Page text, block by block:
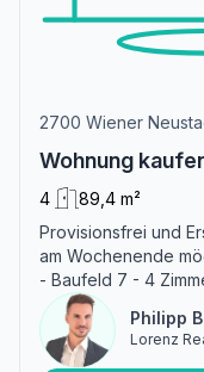
2700 Wiener
Wohnung
4
89,4 m²
Provisionsfrei und
am Wochenende
- Baufeld 7 - 4
Philipp
Lorenz